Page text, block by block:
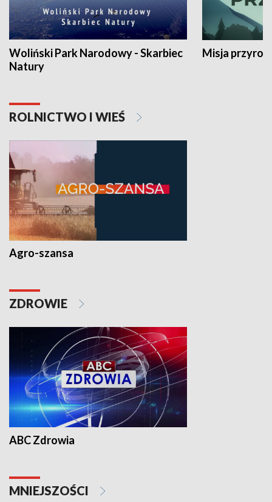
Woliński Park Narodowy - Skarbiec
Natury
Misja
ROLNICTWO I WIEŚ
Agro-szansa
ZDROWIE
ABC Zdrowia
MNIEJSZOŚCI